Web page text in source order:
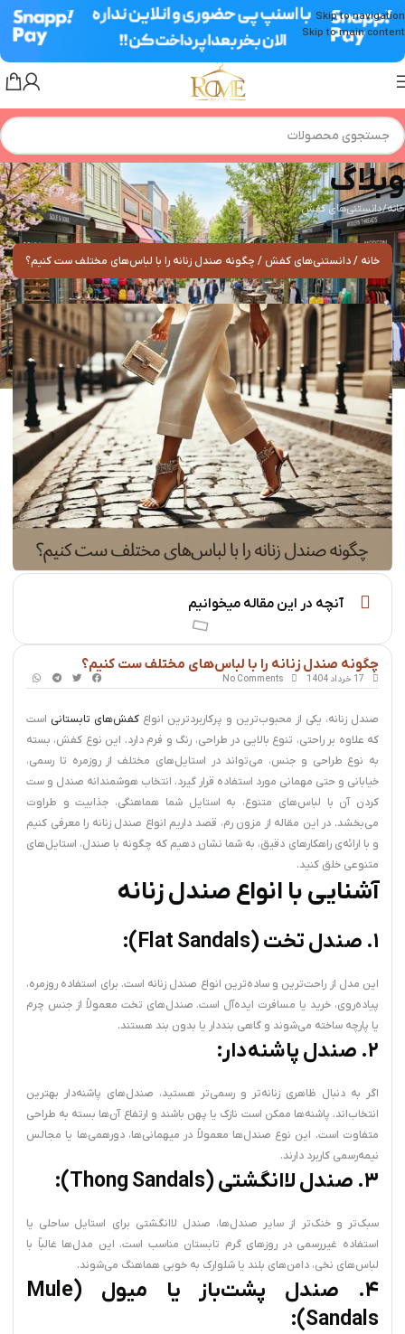
Skip to navigation
Skip to main content
وبلاگ
خانه دانستنی‌های کفش
خانه دانستنی‌های کفش چگونه صندل زنانه را با لباس‌های مختلف ست کنیم؟
چگونه صندل زنانه را با لباس‌های مختلف ست کنیم؟
17 خرداد 1404 No Comments
صندل زنانه، یکی از محبوب‌ترین و پرکاربردترین انواع کفش‌های تابستانی است
که علاوه بر راحتی، تنوع بالایی در طراحی، رنگ و فرم دارد. این نوع کفش، بسته
به نوع طراحی و جنس، می‌تواند در استایل‌های مختلف از روزمره تا رسمی،
خیابانی و حتی مهمانی مورد استفاده قرار گیرد. انتخاب هوشمندانه صندل و ست
کردن آن با لباس‌های متنوع، به استایل شما هماهنگی، جذابیت و طراوت
می‌بخشد. در این مقاله از مزون رم، قصد داریم انواع صندل زنانه را معرفی کنیم
و با ارائه‌ی راهکارهای دقیق، به شما نشان دهیم که چگونه با صندل، استایل‌های
متنوعی خلق کنید.
آشنایی با انواع صندل زنانه
۱. صندل تخت (Flat Sandals):
این مدل از راحت‌ترین و ساده‌ترین انواع صندل زنانه است. برای استفاده روزمره،
پیاده‌روی، خرید یا مسافرت ایده‌آل است. صندل‌های تخت معمولاً از جنس چرم
یا پارچه ساخته می‌شوند و گاهی بنددار یا بدون بند هستند.
۲. صندل پاشنه‌دار:
اگر به دنبال ظاهری زنانه‌تر و رسمی‌تر هستید، صندل‌های پاشنه‌دار بهترین
انتخاب‌اند. پاشنه‌ها ممکن است نازک یا پهن باشند و ارتفاع آن‌ها بسته به طراحی
متفاوت است. این نوع صندل‌ها معمولاً در میهمانی‌ها، دورهمی‌ها یا مجالس
نیمه‌رسمی کاربرد دارند.
۳. صندل لاانگشتی (Thong Sandals):
سبک‌تر و خنک‌تر از سایر صندل‌ها، صندل لاانگشتی برای استایل ساحلی یا
استفاده غیررسمی در روزهای گرم تابستان مناسب است. این مدل‌ها غالباً با
لباس‌های نخی، دامن‌های بلند یا شلوارک به خوبی هماهنگ می‌شوند.
۴. صندل پشت‌باز یا میول (Mule
Sandals):
آنچه در این مقاله میخوانیم